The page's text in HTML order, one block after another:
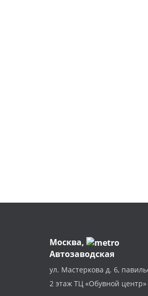
Москва,
Автозаводская
ул. Мастеркова д. 6,
2 этаж ТЦ «Обувной центр»